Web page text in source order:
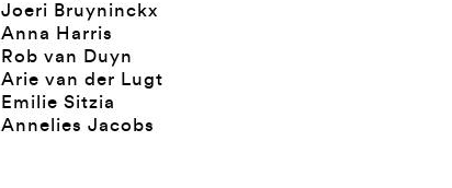
Joeri Bruyninckx
Anna Harris
Rob van Duyn
Arie van der Lugt
Emilie Sitzia
Annelies Jacobs